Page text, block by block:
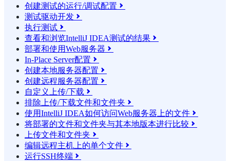
创建测试的运行/调试配置 
测试驱动开发 
执行测试 
查看和浏览IntelliJ IDEA测试的结果 
部署和使用Web服务器 
In-Place Server配置 
创建本地服务器配置 
创建远程服务器配置 
自定义上传/下载 
排除上传/下载文件和文件夹 
使用IntelliJ IDEA如何访问Web服务器上的文件 
将部署的文件和文件夹与其本地版本进行比较 
上传文件和文件夹 
编辑远程主机上的单个文件 
运行SSH终端 